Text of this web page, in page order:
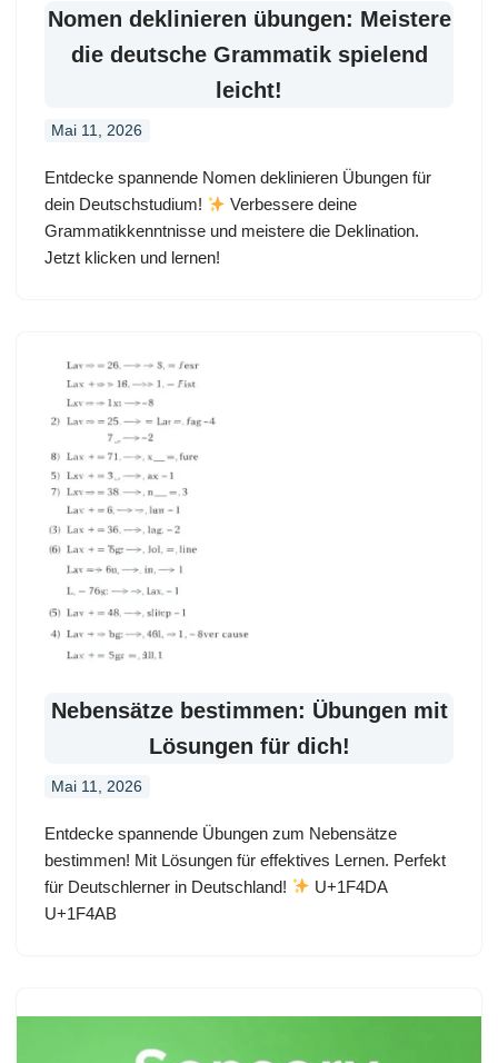
Nomen deklinieren übungen: Meistere
die deutsche Grammatik spielend
leicht!
Mai 11, 2026
Entdecke spannende Nomen deklinieren Übungen für
dein Deutschstudium!
Verbessere deine
Grammatikkenntnisse und meistere die Deklination.
Jetzt klicken und lernen!
Nebensätze bestimmen: Übungen mit
Lösungen für dich!
Mai 11, 2026
Entdecke spannende Übungen zum Nebensätze
bestimmen! Mit Lösungen für effektives Lernen. Perfekt
für Deutschlerner in Deutschland!
U+1F4DA
U+1F4AB